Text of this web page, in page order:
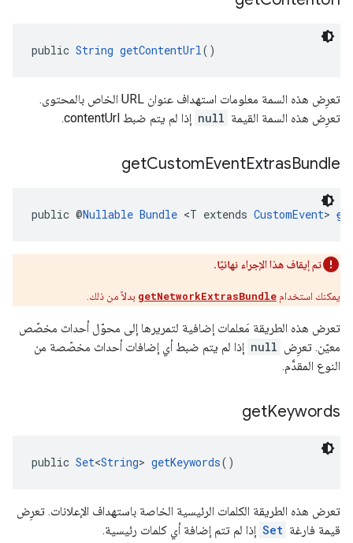
public String getContentUrl()
تعرِض هذه السمة معلومات استهداف عنوان URL الخاص بالمحتوى.
تعرِض هذه السمة القيمة null إذا لم يتم ضبط contentUrl.
getCustomEventExtrasBundle
public @Nullable Bundle <T extends CustomEvent>
تم إيقاف هذا الإجراء نهائيًا.
يمكنك استخدام getNetworkExtrasBundle بدلاً من ذلك.
تعرض هذه الطريقة مَعلمات إضافية لتمريرها إلى محوّل أحداث مخصّص
معيّن. تعرِض null إذا لم يتم ضبط أي إضافات أحداث مخصّصة من
النوع المقدَّم.
getKeywords
public Set<String> getKeywords()
تعرض هذه الطريقة الكلمات الرئيسية الخاصة باستهداف الإعلانات. تعرِض
قيمة فارغة Set إذا لم تتم إضافة أي كلمات رئيسية.